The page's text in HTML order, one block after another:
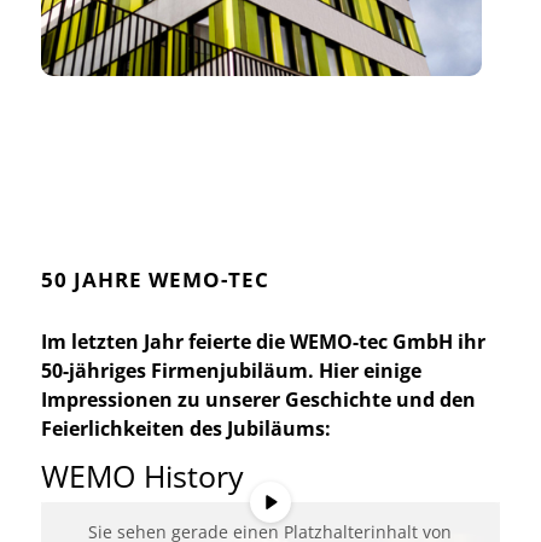
50 JAHRE WEMO-TEC
Im letzten Jahr feierte die WEMO-tec GmbH ihr
50-jähriges Firmenjubiläum. Hier einige
Impressionen zu unserer Geschichte und den
Feierlichkeiten des Jubiläums:
WEMO History
Sie sehen gerade einen Platzhalterinhalt von